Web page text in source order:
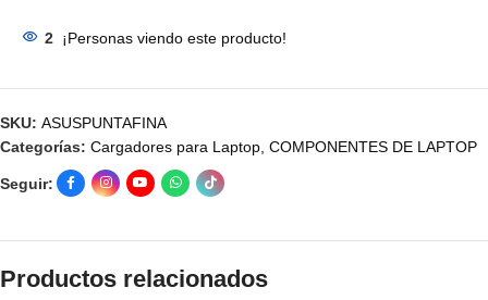
2 ¡Personas viendo este producto!
SKU: ASUSPUNTAFINA
Categorías: Cargadores para Laptop, COMPONENTES DE LAPTOP
Seguir:
Productos relacionados